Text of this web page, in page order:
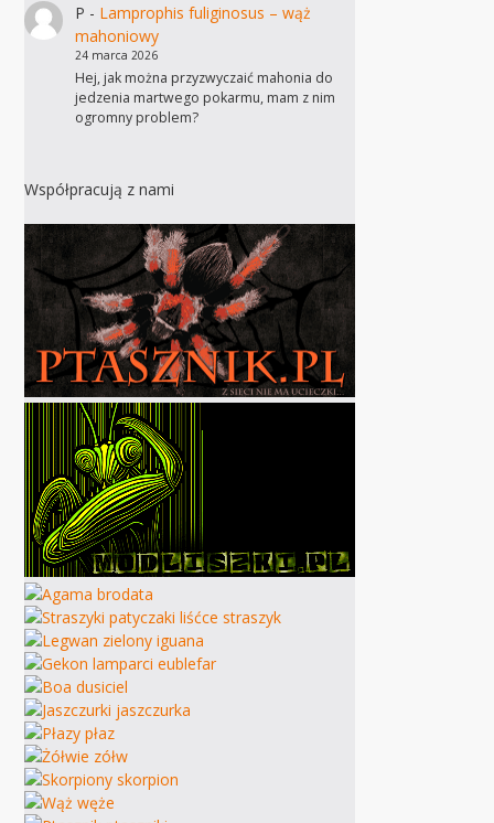
P - Lamprophis fuliginosus – wąż
mahoniowy
24 marca 2026
Hej, jak można przyzwyczaić mahonia do
jedzenia martwego pokarmu, mam z nim
ogromny problem?
Współpracują z nami